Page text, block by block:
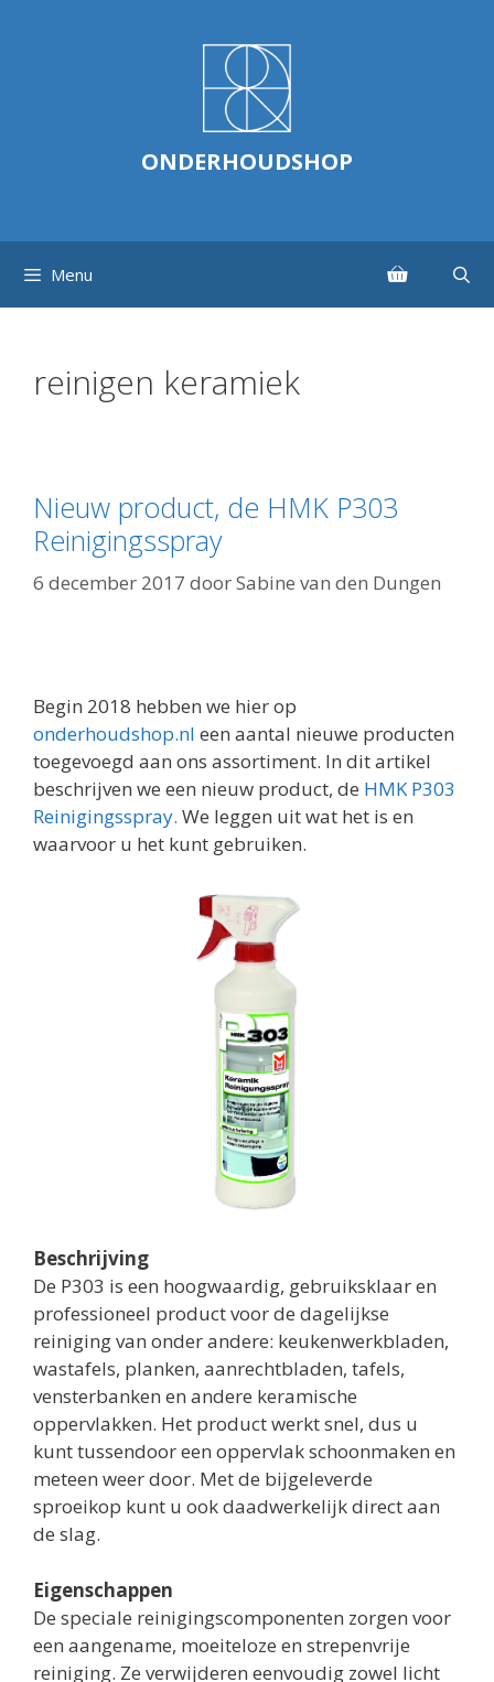
ONDERHOUDSHOP
Menu
reinigen keramiek
Nieuw product, de HMK P303
Reinigingsspray
6 december 2017 doorSabine van den Dungen
Begin 2018 hebben we hier op
onderhoudshop.nl een aantal nieuwe producten
toegevoegd aan ons assortiment. In dit artikel
beschrijven we een nieuw product, de HMK P303
Reinigingsspray. We leggen uit wat het is en
waarvoor u het kunt gebruiken.
Beschrijving
De P303 is een hoogwaardig, gebruiksklaar en
professioneel product voor de dagelijkse
reiniging van onder andere: keukenwerkbladen,
wastafels, planken, aanrechtbladen, tafels,
vensterbanken en andere keramische
oppervlakken. Het product werkt snel, dus u
kunt tussendoor een oppervlak schoonmaken en
meteen weer door. Met de bijgeleverde
sproeikop kunt u ook daadwerkelijk direct aan
de slag.
Eigenschappen
De speciale reinigingscomponenten zorgen voor
een aangename, moeiteloze en strepenvrije
reiniging. Ze verwijderen eenvoudig zowel licht